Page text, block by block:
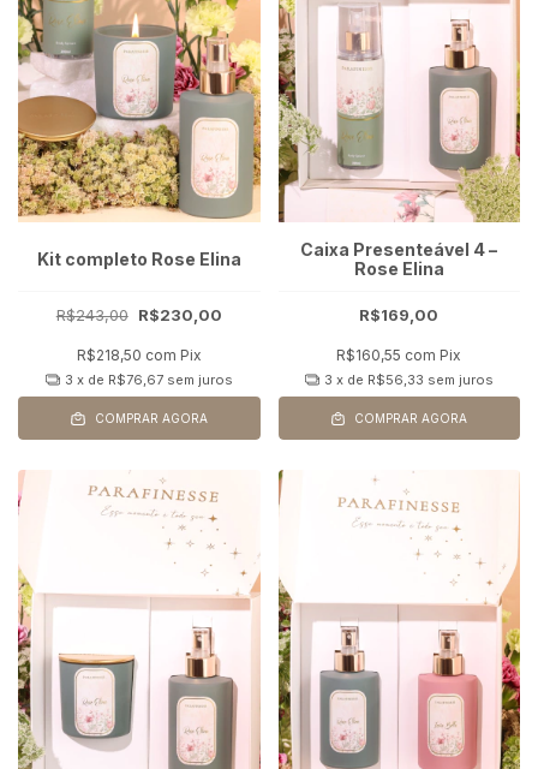
Kit completo Rose Elina
R$243,00 R$230,00
R$218,50 com Pix
3 x de R$76,67 sem juros
COMPRAR AGORA
Caixa Presenteável 4 –
Rose Elina
R$169,00
R$160,55 com Pix
3 x de R$56,33 sem juros
COMPRAR AGORA